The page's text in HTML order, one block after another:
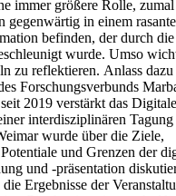
immer größere Rolle, zumal
in einem
befinden, der durch
wurde. Umso
zu reflektieren. Anlass
Forschungsverbunds
2019 verstärkt das
interdisziplinären Tagung
wurde über die Ziele,
und Grenzen der
und -präsentation
Ergebnisse der